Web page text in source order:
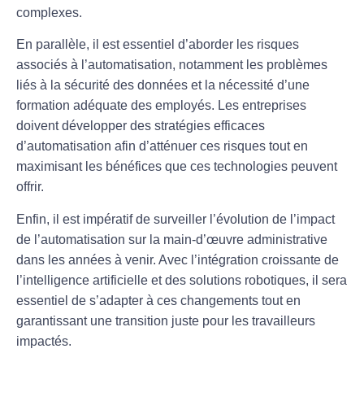
complexes.
En parallèle, il est essentiel d’aborder les risques
associés à l’automatisation, notamment les problèmes
liés à la sécurité des données et la nécessité d’une
formation adéquate des employés. Les entreprises
doivent développer des stratégies efficaces
d’automatisation afin d’atténuer ces risques tout en
maximisant les bénéfices que ces technologies peuvent
offrir.
Enfin, il est impératif de surveiller l’évolution de l’impact
de l’automatisation sur la main-d’œuvre administrative
dans les années à venir. Avec l’intégration croissante de
l’intelligence artificielle et des solutions robotiques, il sera
essentiel de s’adapter à ces changements tout en
garantissant une transition juste pour les travailleurs
impactés.